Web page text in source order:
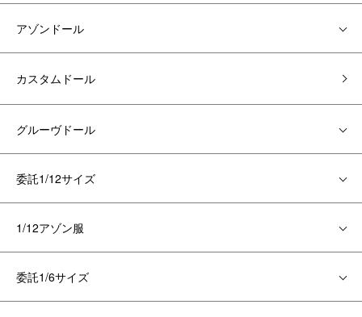
アゾンドール
カスタムドール
グルーヴドール
委託1/12サイズ
1/12アゾン服
委託1/6サイズ